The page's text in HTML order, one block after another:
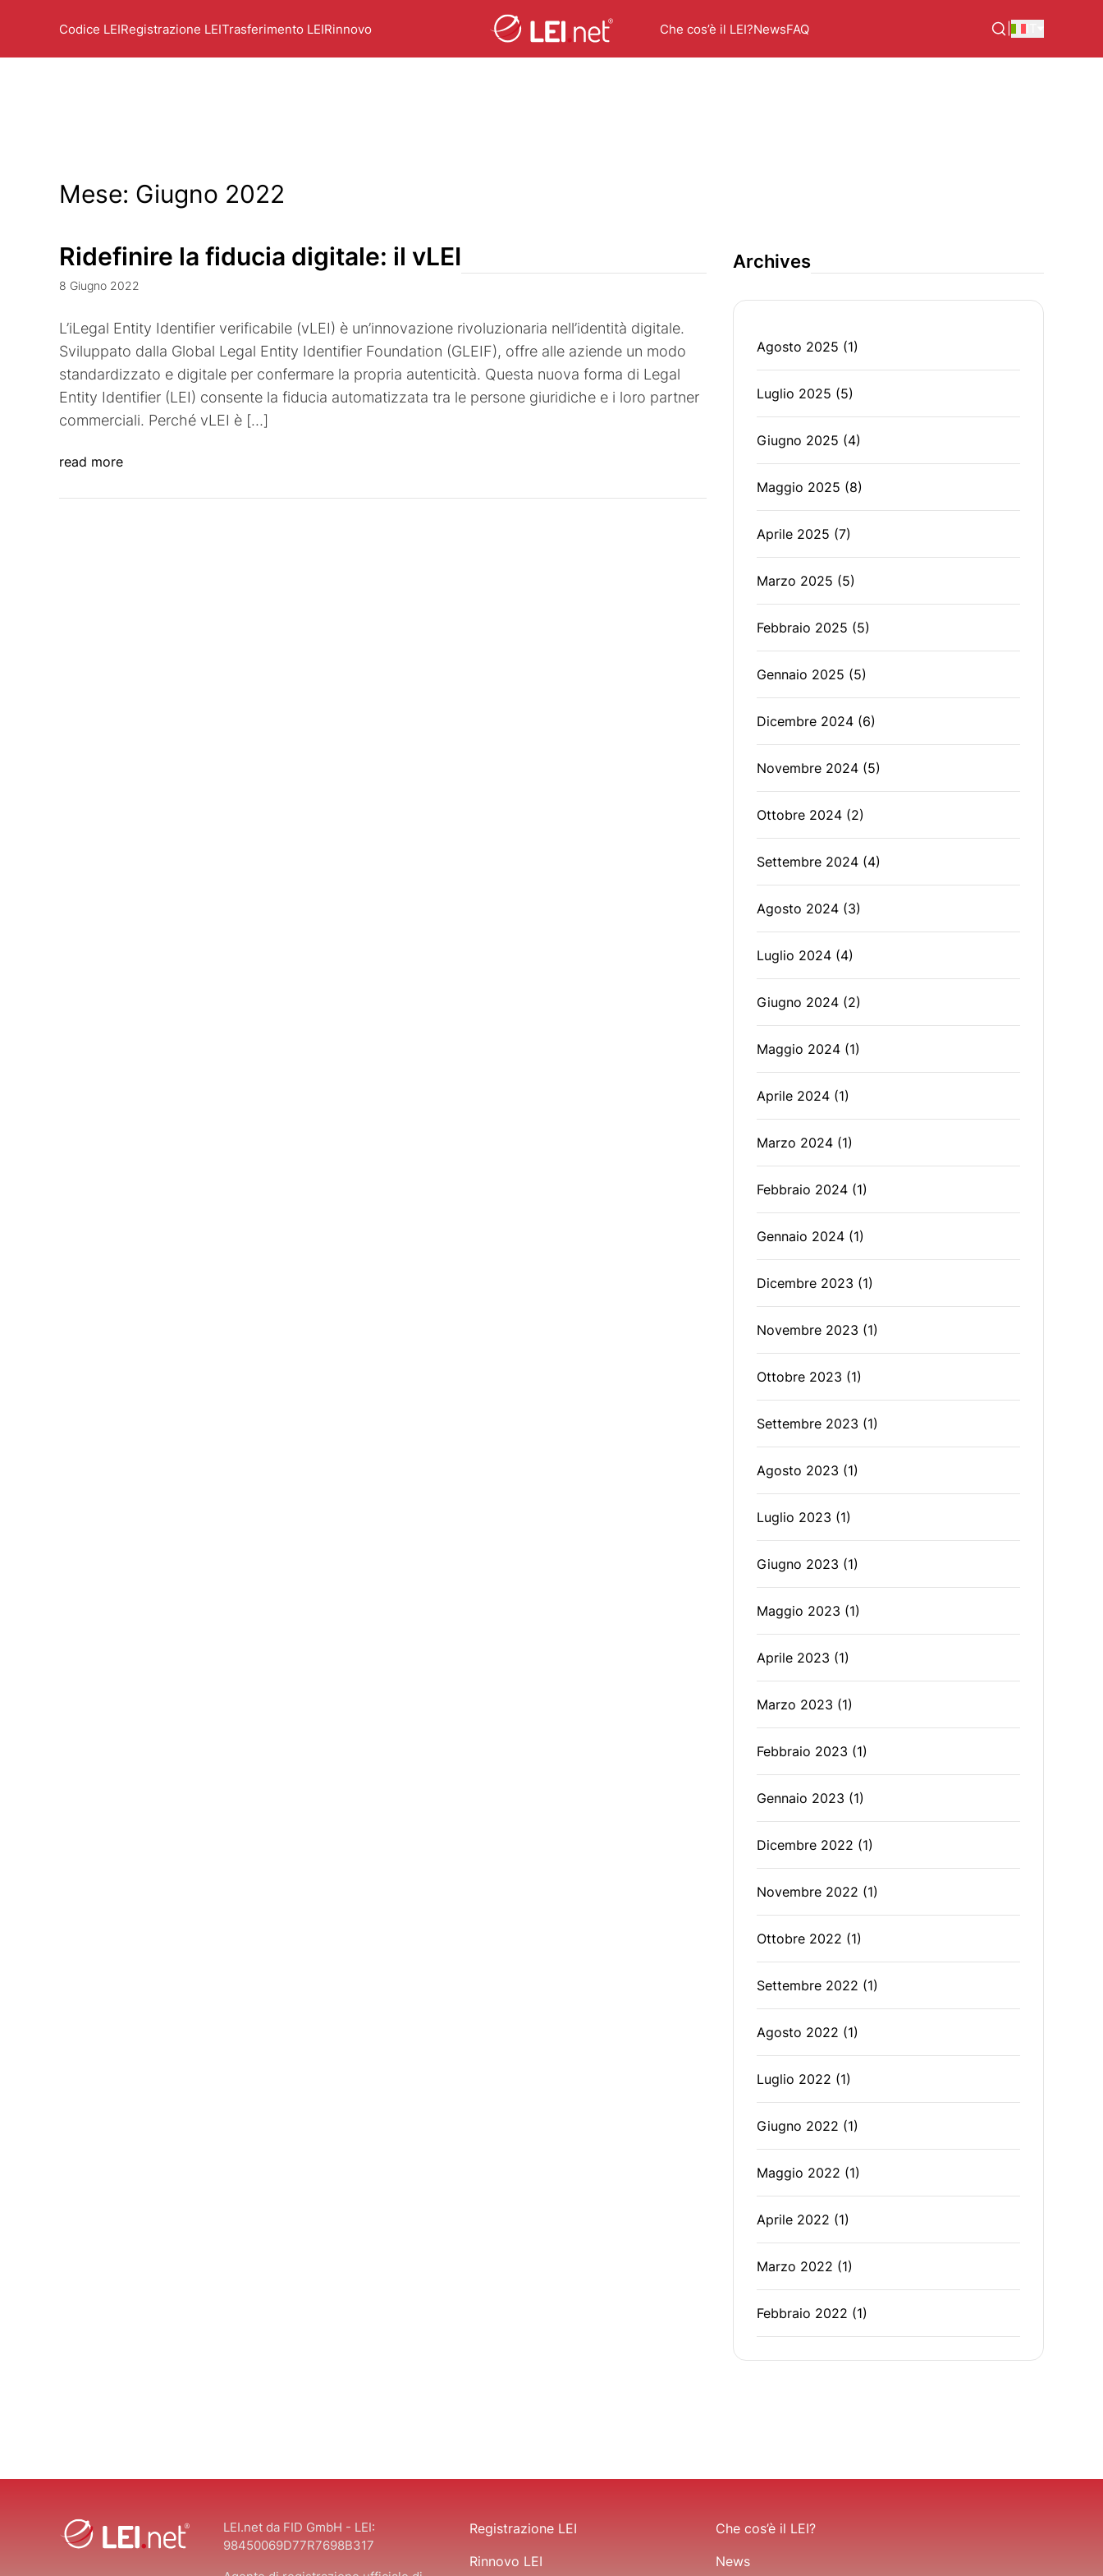
Codice LEIRegistrazione LEITrasferimento LEIRinnovo Che cos’è il LEI?NewsFAQ
Mese: Giugno 2022
Ridefinire la fiducia digitale: il vLEI
8 Giugno 2022
L’iLegal Entity Identifier verificabile (vLEI) è un’innovazione rivoluzionaria nell’identità digitale.
Sviluppato dalla Global Legal Entity Identifier Foundation (GLEIF), offre alle aziende un modo
standardizzato e digitale per confermare la propria autenticità. Questa nuova forma di Legal
Entity Identifier (LEI) consente la fiducia automatizzata tra le persone giuridiche e i loro partner
commerciali. Perché vLEI è […]
read more
Archives
Agosto 2025 (1)
Luglio 2025 (5)
Giugno 2025 (4)
Maggio 2025 (8)
Aprile 2025 (7)
Marzo 2025 (5)
Febbraio 2025 (5)
Gennaio 2025 (5)
Dicembre 2024 (6)
Novembre 2024 (5)
Ottobre 2024 (2)
Settembre 2024 (4)
Agosto 2024 (3)
Luglio 2024 (4)
Giugno 2024 (2)
Maggio 2024 (1)
Aprile 2024 (1)
Marzo 2024 (1)
Febbraio 2024 (1)
Gennaio 2024 (1)
Dicembre 2023 (1)
Novembre 2023 (1)
Ottobre 2023 (1)
Settembre 2023 (1)
Agosto 2023 (1)
Luglio 2023 (1)
Giugno 2023 (1)
Maggio 2023 (1)
Aprile 2023 (1)
Marzo 2023 (1)
Febbraio 2023 (1)
Gennaio 2023 (1)
Dicembre 2022 (1)
Novembre 2022 (1)
Ottobre 2022 (1)
Settembre 2022 (1)
Agosto 2022 (1)
Luglio 2022 (1)
Giugno 2022 (1)
Maggio 2022 (1)
Aprile 2022 (1)
Marzo 2022 (1)
Febbraio 2022 (1)
LEI.net da FID GmbH - LEI:
98450069D77R7698B317
Registrazione LEI
Rinnovo LEI
Che cos’è il LEI?
News